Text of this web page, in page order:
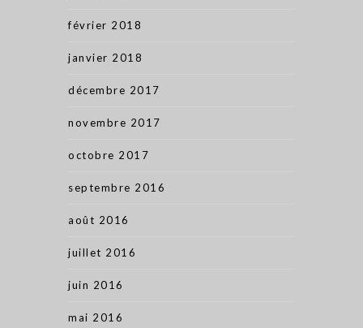
février 2018
janvier 2018
décembre 2017
novembre 2017
octobre 2017
septembre 2016
août 2016
juillet 2016
juin 2016
mai 2016